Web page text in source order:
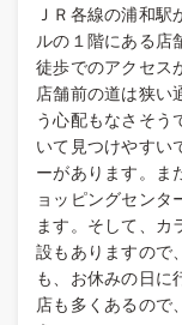
ＪＲ各線の浦和
ルの１階にある店
徒歩でのアクセス
店舗前の道は狭い
う心配もなさそう
いて見つけやすい
ーがあります。ま
ョッピングセンタ
ます。そして、カ
設もありますので
も、お休みの日に
店も多くあるので